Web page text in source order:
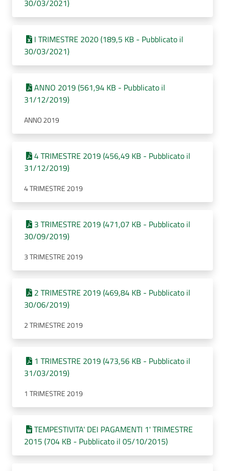
30/03/2021)
I TRIMESTRE 2020 (189,5 KB - Pubblicato il
30/03/2021)
ANNO 2019 (561,94 KB - Pubblicato il
31/12/2019)
ANNO 2019
4 TRIMESTRE 2019 (456,49 KB - Pubblicato il
31/12/2019)
4 TRIMESTRE 2019
3 TRIMESTRE 2019 (471,07 KB - Pubblicato il
30/09/2019)
3 TRIMESTRE 2019
2 TRIMESTRE 2019 (469,84 KB - Pubblicato il
30/06/2019)
2 TRIMESTRE 2019
1 TRIMESTRE 2019 (473,56 KB - Pubblicato il
31/03/2019)
1 TRIMESTRE 2019
TEMPESTIVITA' DEI PAGAMENTI 1' TRIMESTRE
2015 (704 KB - Pubblicato il 05/10/2015)